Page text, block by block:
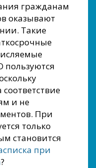
гражданам
оказывают
Такие
и не
При
только
становится
при
?